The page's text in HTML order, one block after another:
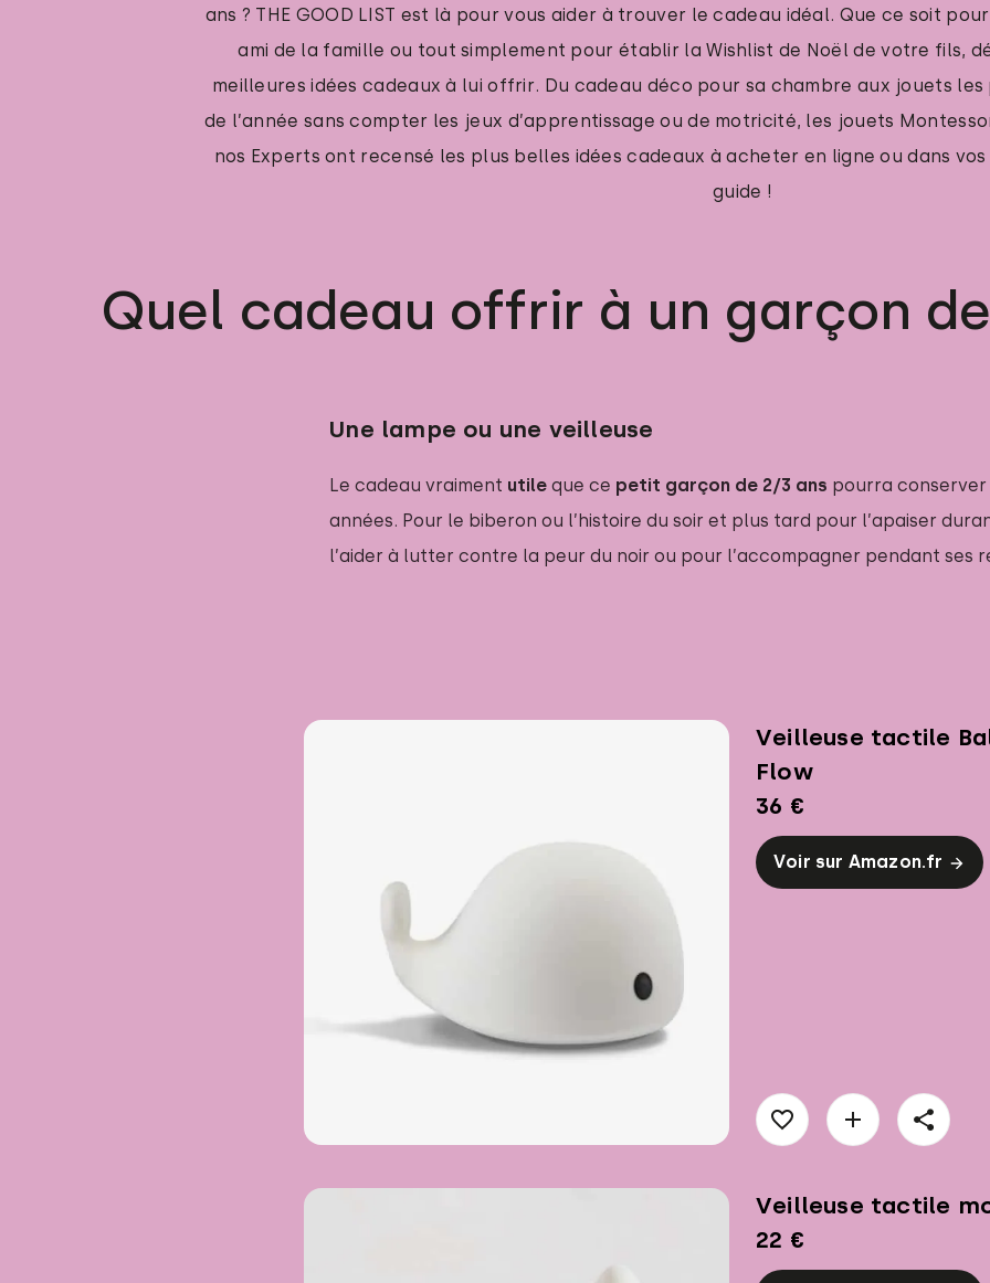
ans ? THE GOOD LIST est là pour vous aider à trouver le cadeau idéal. Que ce soit
ami de la famille ou tout simplement pour établir la Wishlist de Noël de votre fils,
meilleures idées cadeaux à lui offrir. Du cadeau déco pour sa chambre aux jouets
de l’année sans compter les jeux d’apprentissage ou de motricité, les jouets
nos Experts ont recensé les plus belles idées cadeaux à acheter en ligne ou dans
guide !
Quel cadeau offrir à un garçon
Une lampe ou une veilleuse
Le cadeau vraiment utile que ce petit garçon de 2/3 ans pourra
années. Pour le biberon ou l’histoire du soir et plus tard pour l’apaiser
l’aider à lutter contre la peur du noir ou pour l’accompagner pendant ses
Veilleuse tactile
Flow
36 €
Voir sur Amazon.fr
Veilleuse tactile
22 €